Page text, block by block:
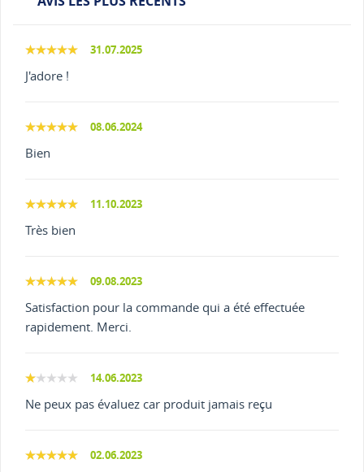
31.07.2025
J'adore !
08.06.2024
Bien
11.10.2023
Très bien
09.08.2023
Satisfaction pour la commande qui a été effectuée
rapidement. Merci.
14.06.2023
Ne peux pas évaluez car produit jamais reçu
02.06.2023